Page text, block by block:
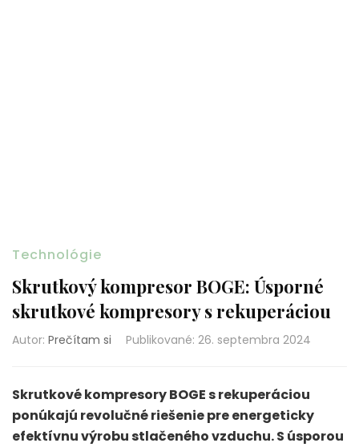
Technológie
Skrutkový kompresor BOGE: Úsporné
skrutkové kompresory s rekuperáciou
Autor: Prečítam si Publikované: 26. septembra 2024
Skrutkové kompresory BOGE s rekuperáciou
ponúkajú revolučné riešenie pre energeticky
efektívnu výrobu stlačeného vzduchu. S úsporou